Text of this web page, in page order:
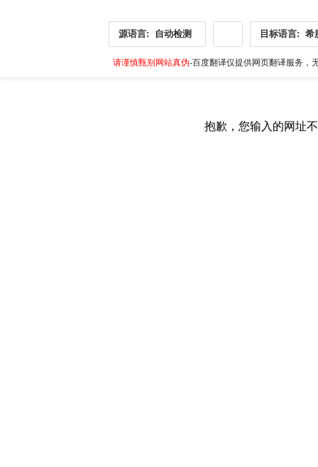
源语言: 自动检测 目标语言: 希
请谨慎甄别网站真伪-百度翻译仅提供网页翻译服务，